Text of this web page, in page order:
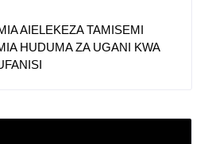
AIELEKEZA TAMISEMI
HUDUMA ZA UGANI KWA